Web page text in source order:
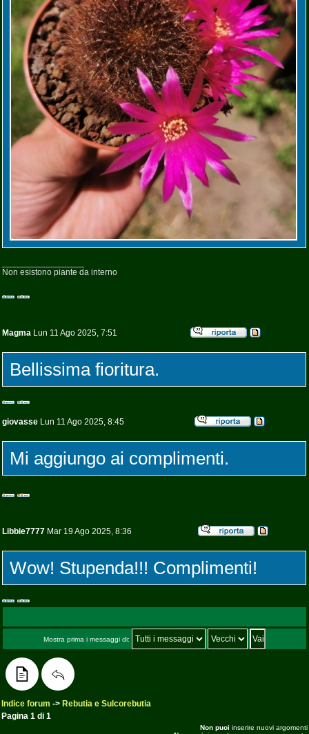
Non esistono piante da interno
Magma Lun 11 Ago 2025, 7:51
Bellissima fioritura.
giovasse Lun 11 Ago 2025, 8:45
Mi aggiungo ai complimenti.
Libbie7777 Mar 19 Ago 2025, 8:36
Wow! Stupenda!!! Complimenti!
Mostra prima i messaggi di:
Indice forum -> Rebutia e Sulcorebutia
Pagina 1 di 1
Non puoi inserire nuovi argomenti